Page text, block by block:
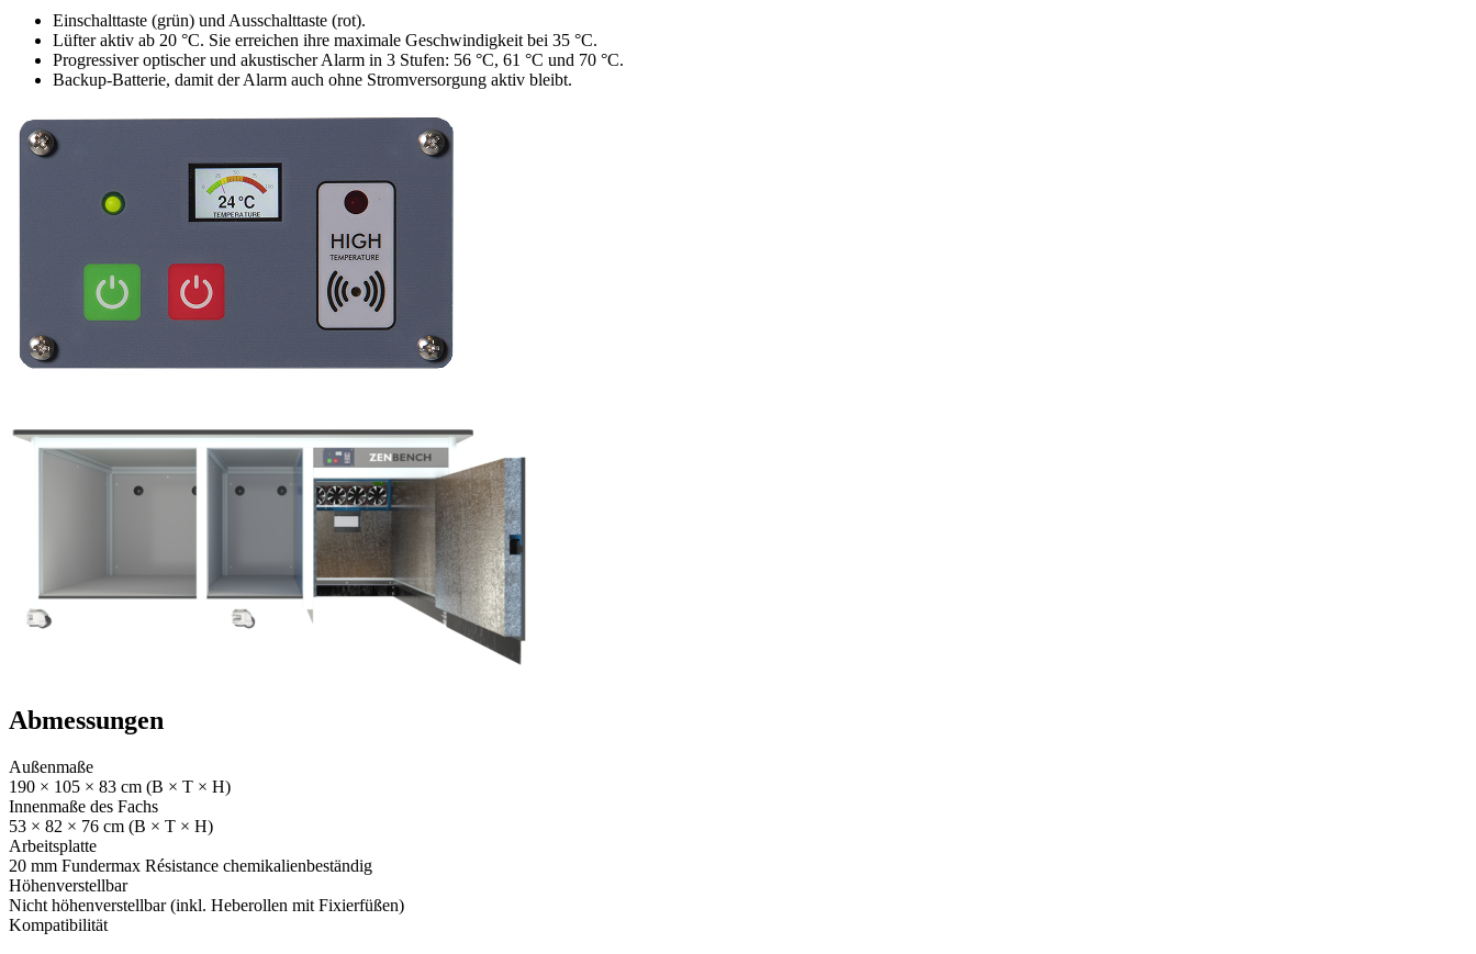
Einschalttaste (grün) und Ausschalttaste (rot).
Lüfter aktiv ab 20 °C. Sie erreichen ihre maximale Geschwindigkeit bei 35 °C.
Progressiver optischer und akustischer Alarm in 3 Stufen: 56 °C, 61 °C und 70 °C.
Backup-Batterie, damit der Alarm auch ohne Stromversorgung aktiv bleibt.
Abmessungen
Außenmaße
190 × 105 × 83 cm (B × T × H)
Innenmaße des Fachs
53 × 82 × 76 cm (B × T × H)
Arbeitsplatte
20 mm Fundermax Résistance chemikalienbeständig
Höhenverstellbar
Nicht höhenverstellbar (inkl. Heberollen mit Fixierfüßen)
Kompatibilität